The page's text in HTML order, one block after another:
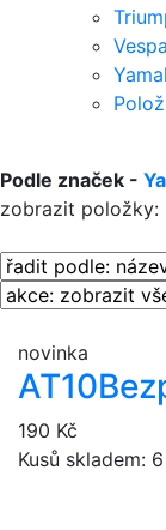
Vespa
Podle značek -
zobrazit položky:
novinka
AT10
190 Kč
Kusů skladem: 6